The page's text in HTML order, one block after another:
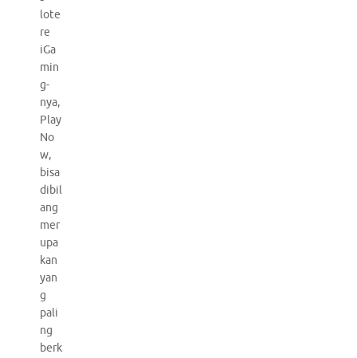
lote
re
iGa
min
g-
nya,
Play
No
w,
bisa
dibil
ang
mer
upa
kan
yan
g
pali
ng
berk